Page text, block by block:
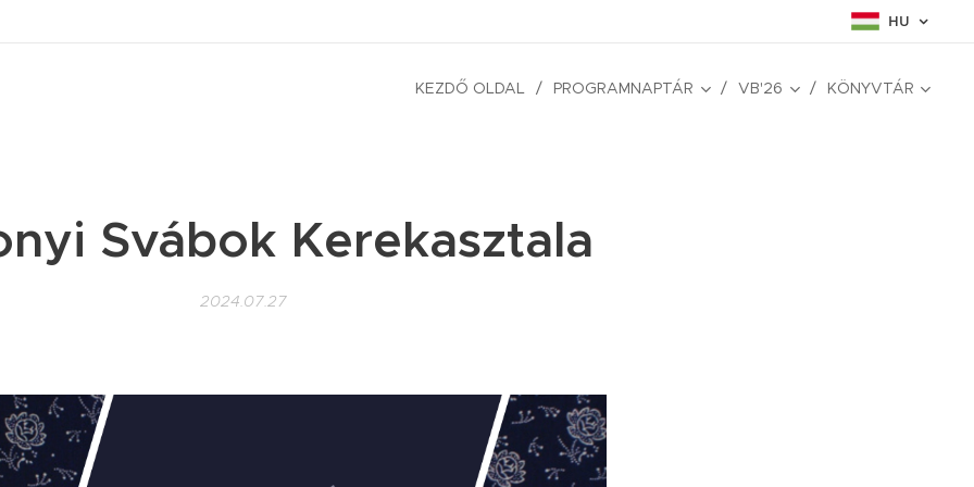
HU
KEZDŐ OLDAL PROGRAMNAPTÁR VB'26 KÖNYVTÁR
Svábok Kerekasztala
2024.07.27